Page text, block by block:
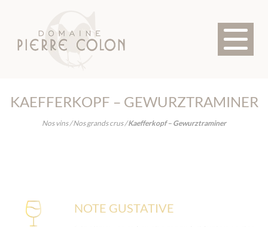
DOMAINE TERROIR VINS
KAEFFERKOPF – GEWURZTRAMINER
Nos vins/Nos grands crus/Kaefferkopf – Gewurztraminer
NOTE GUSTATIVE